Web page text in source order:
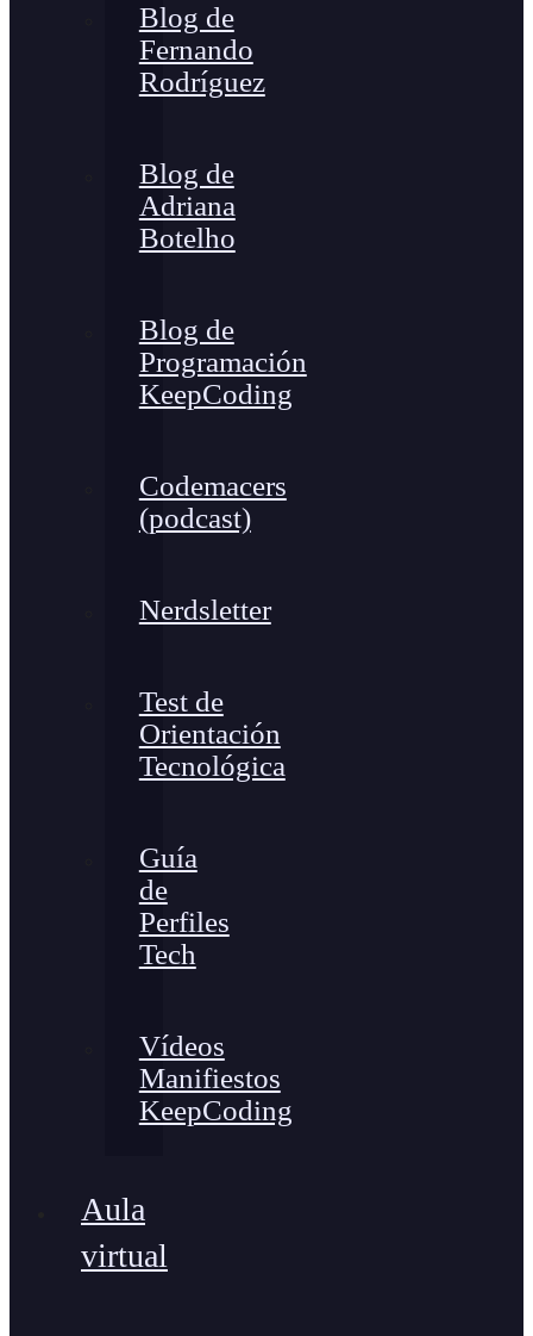
Blog de
Fernando
Rodríguez
Blog de
Adriana
Botelho
Blog de
Programación
KeepCoding
Codemacers
(podcast)
Nerdsletter
Test de
Orientación
Tecnológica
Guía
de
Perfiles
Tech
Vídeos
Manifiestos
KeepCoding
Aula
virtual